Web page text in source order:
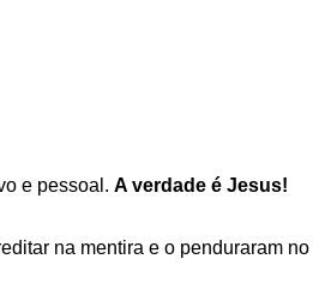
e pessoal. A verdade é Jesus!
na mentira e o penduraram